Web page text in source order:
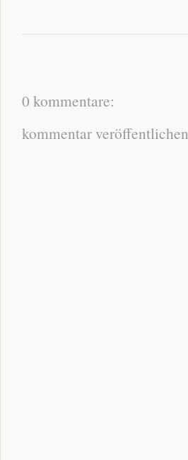
0 kommentare:
kommentar veröffentlichen